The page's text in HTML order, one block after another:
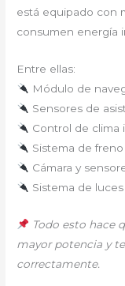
está equipado con
consumen energía
Entre ellas:
Módulo de
Sensores de
Control de clima
Sistema de
Cámara y
Sistema de
Todo esto hace
mayor potencia y
correctamente.